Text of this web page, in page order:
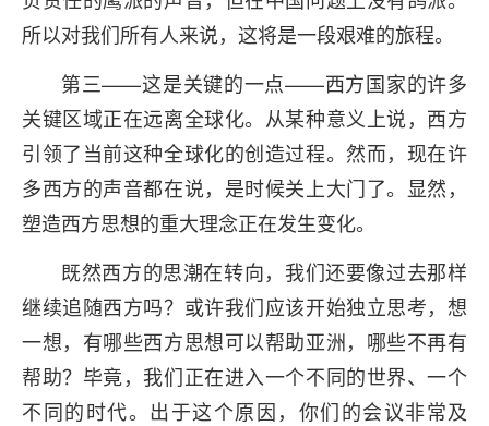
所以对我们所有人来说，这将是一段艰难的旅程。
第三——这是关键的一点——西方国家的许多
关键区域正在远离全球化。从某种意义上说，西方
引领了当前这种全球化的创造过程。然而，现在许
多西方的声音都在说，是时候关上大门了。显然，
塑造西方思想的重大理念正在发生变化。
既然西方的思潮在转向，我们还要像过去那样
继续追随西方吗？或许我们应该开始独立思考，想
一想，有哪些西方思想可以帮助亚洲，哪些不再有
帮助？毕竟，我们正在进入一个不同的世界、一个
不同的时代。出于这个原因，你们的会议非常及